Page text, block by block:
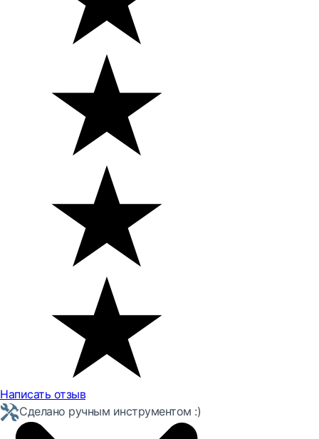
Написать отзыв
Сделано ручным инструментом :)